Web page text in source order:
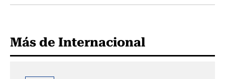
Más de Internacional